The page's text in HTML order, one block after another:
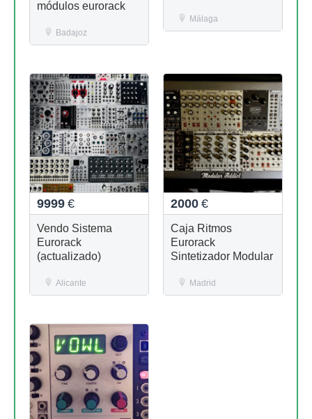
módulos eurorack
Badajoz
Málaga
9999 €
Vendo Sistema
Eurorack
(actualizado)
Alicante
2000 €
Caja Ritmos
Eurorack
Sintetizador Modular
Madrid